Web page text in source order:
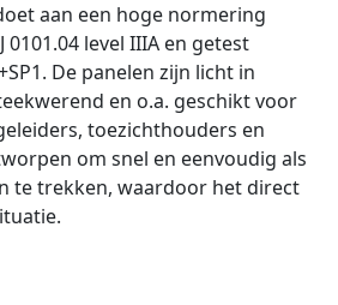
aan een hoge normering
level IIIA en getest
De panelen zijn licht in
en o.a. geschikt voor
toezichthouders en
om snel en eenvoudig als
te trekken, waardoor het direct